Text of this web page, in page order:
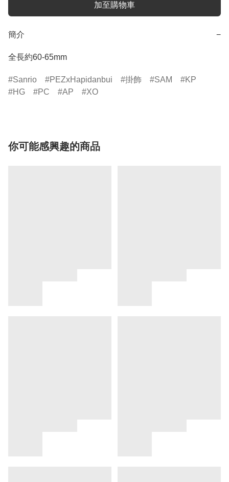
加至購物車
簡介 −
全長約60-65mm
Sanrio PEZxHapidanbui 掛飾 SAM
KP
HG
PC AP XO
你可能感興趣的商品